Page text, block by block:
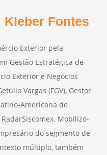
Kleber Fontes
Exterior pela
Gestão Estratégica de
Exterior e Negócios
Vargas (FGV), Gestor
Americana de
Mobilizo-
do segmento de
múltiplo, também